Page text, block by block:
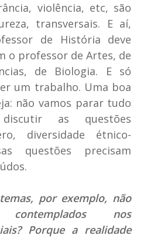
violência, etc, são
transversais. E aí,
de História deve
o professor de Artes, de
de Biologia. E só
um trabalho. Uma boa
não vamos parar tudo
as questões
diversidade étnico-
questões precisam
por exemplo, não
nos
Porque a realidade